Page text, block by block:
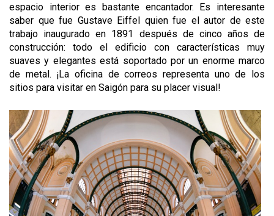
espacio interior es bastante encantador. Es interesante
saber que fue Gustave Eiffel quien fue el autor de este
trabajo inaugurado en 1891 después de cinco años de
construcción: todo el edificio con características muy
suaves y elegantes está soportado por un enorme marco
de metal. ¡La oficina de correos representa uno de los
sitios para visitar en Saigón para su placer visual!